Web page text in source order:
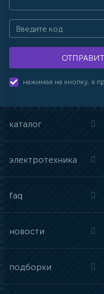
нажимая на кнопку, я
каталог
электротехника
faq
новости
подборки